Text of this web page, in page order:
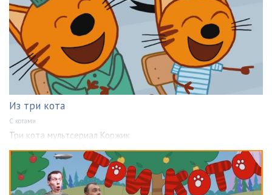
Из три кота
С котами
Три кота мультсериал Коржик